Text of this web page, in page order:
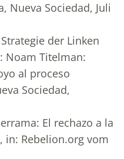
Nueva Sociedad, Juli
der Linken
Noam Titelman:
al proceso
Sociedad,
El rechazo a la
in: Rebelion.org vom